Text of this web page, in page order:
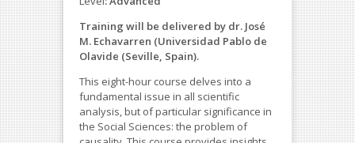
Training will be delivered by dr. José
M. Echavarren (Universidad Pablo de
Olavide (Seville, Spain).
This eight-hour course delves into a
fundamental issue in all scientific
analysis, but of particular significance in
the Social Sciences: the problem of